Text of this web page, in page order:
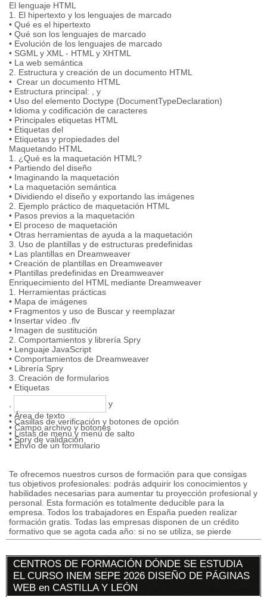
El lenguaje HTML
1. El hipertexto y los lenguajes de marcado
• Qué es el hipertexto
• Qué son los lenguajes de marcado
• Evolución de los lenguajes de marcado
• SGML y XML - HTML y XHTML
• La web semántica
2. Estructura y creación de un documento HTML
• Crear un documento HTML
• Estructura principal: , y
• Uso del elemento Doctype (DocumentTypeDeclaration)
• Idioma y codificación de caracteres
• Principales etiquetas HTML
• Etiquetas del
• Etiquetas y propiedades del
Maquetando HTML
1. ¿Qué es la maquetación HTML?
• Partiendo del diseño
• Imaginando la maquetación
• La maquetación semántica
• Dividiendo el diseño y exportando las imágenes
2. Ejemplo práctico de maquetación HTML
• Pasos previos a la maquetación
• El proceso de maquetación
• Otras herramientas de ayuda a la maquetación
3. Uso de plantillas y de estructuras predefinidas
• Las plantillas en Dreamweaver
• Creación de plantillas en Dreamweaver
• Plantillas predefinidas en Dreamweaver
Enriquecimiento del HTML mediante Dreamweaver
1. Herramientas prácticas
• Mapa de imágenes
• Fragmentos y uso de Buscar y reemplazar
• Insertar vídeo .flv
• Imagen de sustitución
2. Comportamientos y librería Spry
• Lenguaje JavaScript
• Comportamientos de Dreamweaver
• Librería Spry
3. Creación de formularios
• Etiquetas
y
• Área de texto
• Casillas de verificación y botones de opción
• Campo archivo y botones
• Listas de menú y menú de salto
• Spry de validación
• Envío de un formulario
Te ofrecemos nuestros cursos de formación para que consigas
tus objetivos profesionales: podrás adquirir los conocimientos y
habilidades necesarias para aumentar tu proyección profesional y
personal. Esta formación es totalmente deducible para la
empresa. Todos los trabajadores en España pueden realizar
formación gratis. Todas las empresas disponen de un crédito
formativo que se agota cada año: si no se utiliza, se pierde
CENTROS DE FORMACIÓN DÓNDE SE ESTUDIA
EL CURSO INEM SEPE 2026 DISEÑO DE PÁGINAS
WEB en CASTILLA Y LEÓN